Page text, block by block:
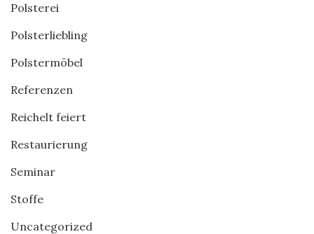
Polsterei
Polsterliebling
Polstermöbel
Referenzen
Reichelt feiert
Restaurierung
Seminar
Stoffe
Uncategorized